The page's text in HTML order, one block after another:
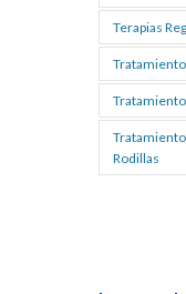
Terapias
Rodillas